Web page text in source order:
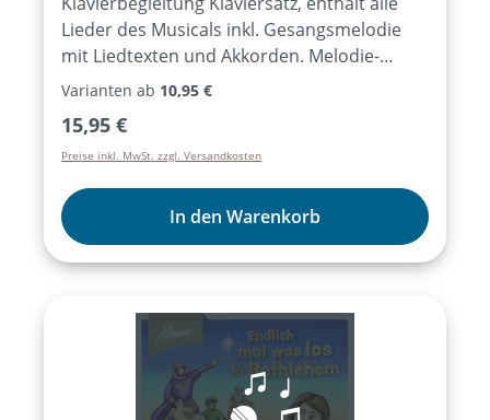
Lieder des Musicals inkl. Gesangsmelodie
mit Liedtexten und Akkorden. Melodie-
Instrumente Stimme für Melodie-
Musicals, notiert für C-Instrumente (Flöte,
Geige, …) oder Bb-/Es-Instrumente
(Trompete, Saxophon …), ohne
Liedtexte. KeyboardNotensatz für
unterschiedliche Keyboard-Sounds (z.B.
Hammond, Pad, Strings, …) ausgewählter
Varianten ab 10,95 €
Regulärer Preis:
15,95 €
Preise inkl. MwSt. zzgl. Versandkosten
In den Warenkorb